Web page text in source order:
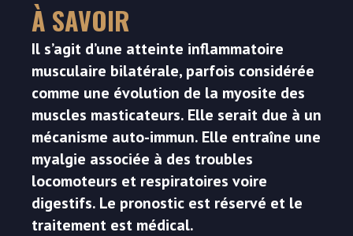
À SAVOIR
Il s’agit d’une atteinte inflammatoire
musculaire bilatérale, parfois considérée
comme une évolution de la myosite des
muscles masticateurs. Elle serait due à un
mécanisme auto-immun. Elle entraîne une
myalgie associée à des troubles
locomoteurs et respiratoires voire
digestifs. Le pronostic est réservé et le
traitement est médical.